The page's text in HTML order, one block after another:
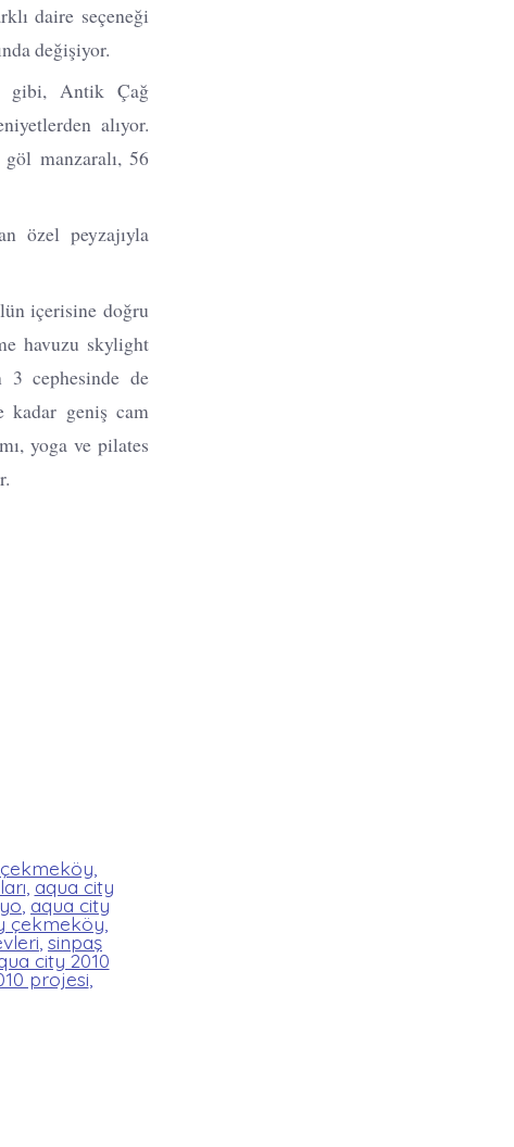
daire seçeneği
değişiyor.
gibi, Antik Çağ
alıyor.
manzaralı, 56
özel peyzajıyla
içerisine doğru
havuzu skylight
3 cephesinde de
kadar geniş cam
yoga ve pilates
aqua city
aqua city
çekmeköy,
sinpaş
city 2010
projesi